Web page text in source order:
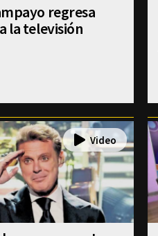
regresa
la televisión